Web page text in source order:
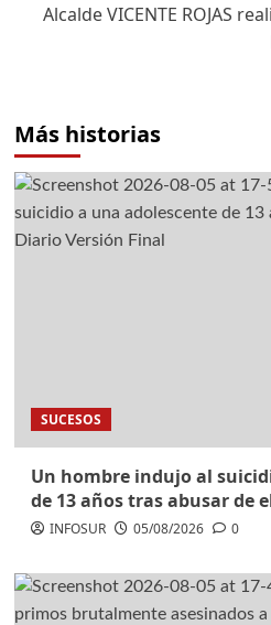
Alcalde VICENTE ROJAS
Más historias
SUCESOS
Un hombre indujo al
de 13 años tras abusar de
INFOSUR 05/08/2026 0